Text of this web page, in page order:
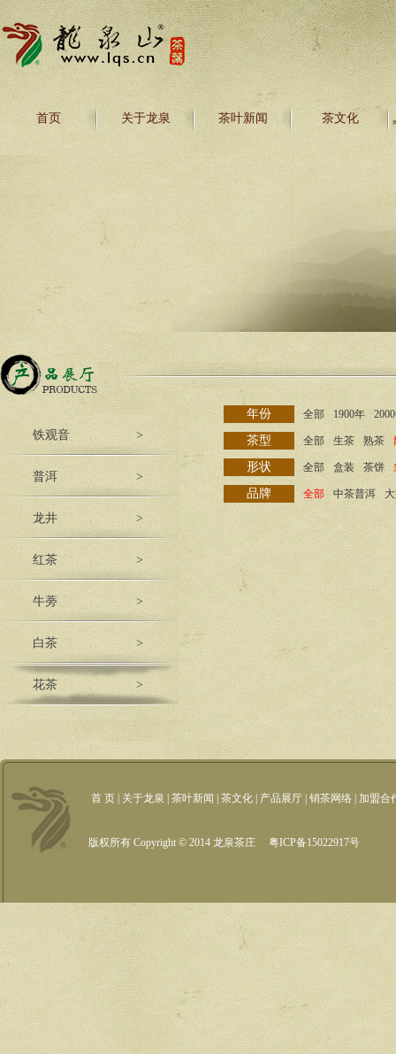
首页 关于龙泉 茶叶新闻 茶文化
铁观音 >
普洱 >
龙井 >
红茶 >
牛蒡 >
白茶 >
花茶 >
年份 全部 1900年
茶型 全部 生茶 熟茶
形状 全部 盒装 茶饼
品牌 全部 中茶普洱
首 页 关于龙泉 茶叶新闻 茶文化 产品展厅 销茶网络 加盟合
版权所有 Copyright © 2014 龙泉茶庄 粤ICP备15022917号